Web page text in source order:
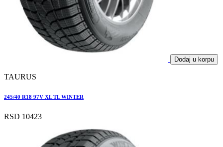
Dodaj u korpu
TAURUS
245/40 R18 97V XL TL WINTER
RSD 10423